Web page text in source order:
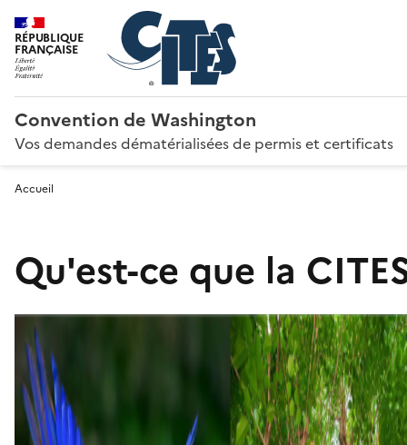
RÉPUBLIQUE
FRANÇAISE
Convention de Washington
Vos demandes dématérialisées de permis et certificats
Accueil
Qu'est-ce que la